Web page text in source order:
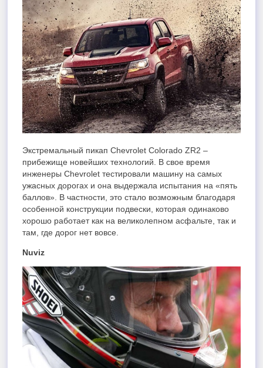
Экстремальный пикап Chevrolet Colorado ZR2 –
прибежище новейших технологий. В свое время
инженеры Chevrolet тестировали машину на самых
ужасных дорогах и она выдержала испытания на «пять
баллов». В частности, это стало возможным благодаря
особенной конструкции подвески, которая одинаково
хорошо работает как на великолепном асфальте, так и
там, где дорог нет вовсе.
Nuviz